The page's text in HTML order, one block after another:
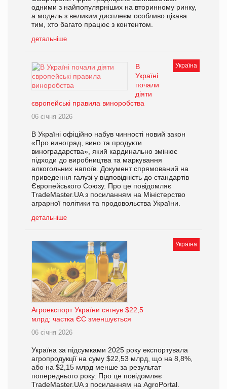
одними з найпопулярніших на вторинному ринку,
а модель з великим дисплеєм особливо цікава
тим, хто багато працює з контентом.
детальніше
Україна
В
Україні
почали
діяти
європейські правила виноробства
06 січня 2026
В Україні офіційно набув чинності новий закон
«Про виноград, вино та продукти
виноградарства», який кардинально змінює
підходи до виробництва та маркування
алкогольних напоїв. Документ спрямований на
приведення галузі у відповідність до стандартів
Європейського Союзу. Про це повідомляє
TradeMaster.UA з посиланням на Міністерство
аграрної політики та продовольства України.
детальніше
Україна
Агроекспорт України сягнув $22,5
млрд: частка ЄС зменшується
06 січня 2026
Україна за підсумками 2025 року експортувала
агропродукції на суму $22,53 млрд, що на 8,8%,
або на $2,15 млрд менше за результат
попереднього року. Про це повідомляє
TradeMaster.UA з посиланням на AgroPortal.